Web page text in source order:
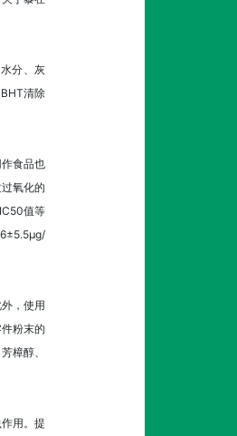
分、灰
清除
食品也
氧化的
值等
，使用
粉末的
樟醇、
用。提